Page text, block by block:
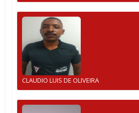
CLAUDIO LUIS DE OLIVEIRA